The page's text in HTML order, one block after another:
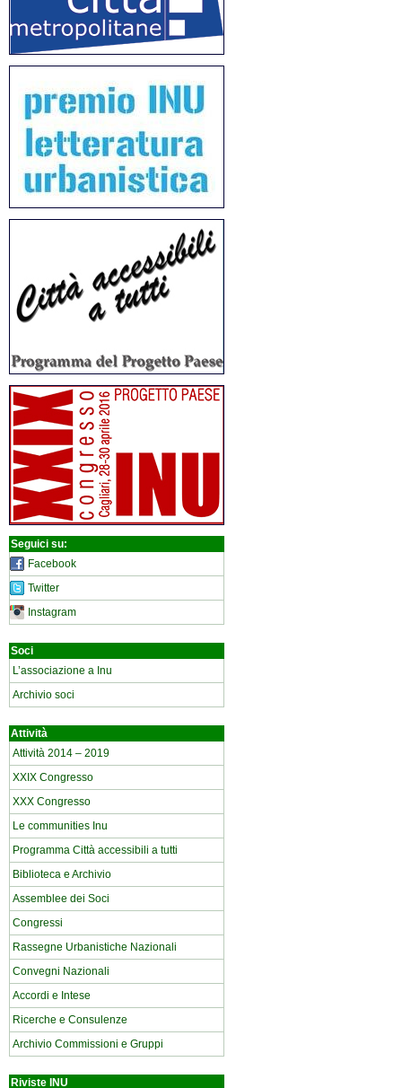
Seguici su:
Facebook
Twitter
Instagram
Soci
L’associazione a Inu
Archivio soci
Attività
Attività 2014 – 2019
XXIX Congresso
XXX Congresso
Le communities Inu
Programma Città accessibili a tutti
Biblioteca e Archivio
Assemblee dei Soci
Congressi
Rassegne Urbanistiche Nazionali
Convegni Nazionali
Accordi e Intese
Ricerche e Consulenze
Archivio Commissioni e Gruppi
Riviste INU